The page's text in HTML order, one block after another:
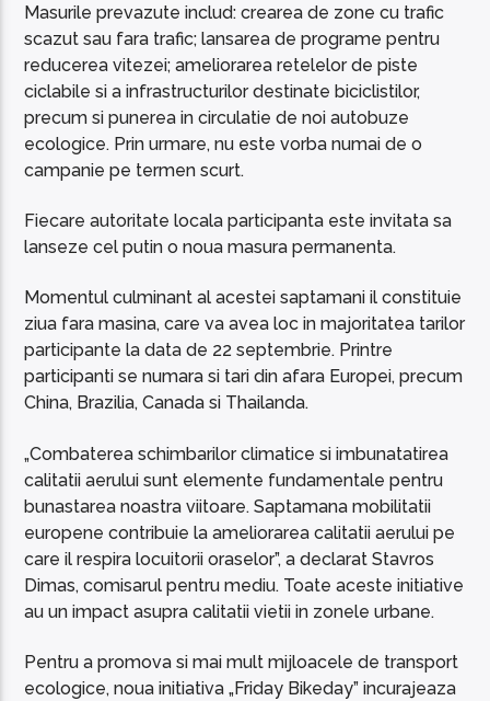
Masurile prevazute includ: crearea de zone cu trafic
scazut sau fara trafic; lansarea de programe pentru
reducerea vitezei; ameliorarea retelelor de piste
ciclabile si a infrastructurilor destinate biciclistilor,
precum si punerea in circulatie de noi autobuze
ecologice. Prin urmare, nu este vorba numai de o
campanie pe termen scurt.
Fiecare autoritate locala participanta este invitata sa
lanseze cel putin o noua masura permanenta.
Momentul culminant al acestei saptamani il constituie
ziua fara masina, care va avea loc in majoritatea tarilor
participante la data de 22 septembrie. Printre
participanti se numara si tari din afara Europei, precum
China, Brazilia, Canada si Thailanda.
„Combaterea schimbarilor climatice si imbunatatirea
calitatii aerului sunt elemente fundamentale pentru
bunastarea noastra viitoare. Saptamana mobilitatii
europene contribuie la ameliorarea calitatii aerului pe
care il respira locuitorii oraselor”, a declarat Stavros
Dimas, comisarul pentru mediu. Toate aceste initiative
au un impact asupra calitatii vietii in zonele urbane.
Pentru a promova si mai mult mijloacele de transport
ecologice, noua initiativa „Friday Bikeday” incurajeaza